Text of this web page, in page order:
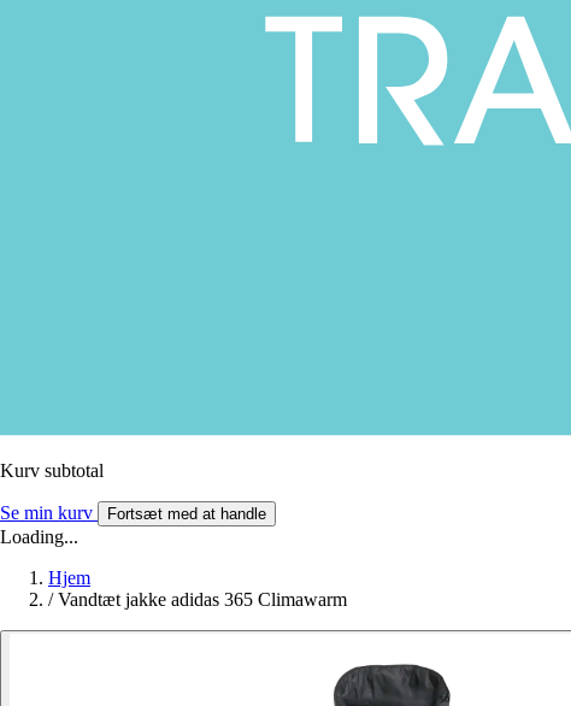
Kurv subtotal
Se min kurv Fortsæt med at handle
Loading...
Hjem
/ Vandtæt jakke adidas 365 Climawarm